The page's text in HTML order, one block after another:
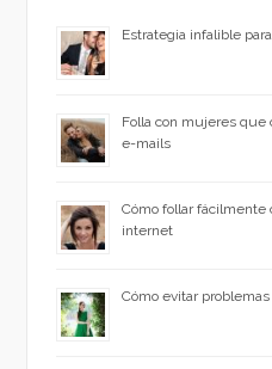
Estrategia infalible
Folla con mujeres que
e-mails
Cómo follar fácilmente
internet
Cómo evitar